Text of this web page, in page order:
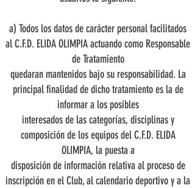
a) Todos los datos de carácter personal facilitados
al C.F.D. ELIDA OLIMPIA actuando como Responsable
de Tratamiento
quedaran mantenidos bajo su responsabilidad. La
principal finalidad de dicho tratamiento es la de
informar a los posibles
interesados de las categorías, disciplinas y
composición de los equipos del C.F.D. ELIDA
OLIMPIA, la puesta a
disposición de información relativa al proceso de
inscripción en el Club, al calendario deportivo y a la